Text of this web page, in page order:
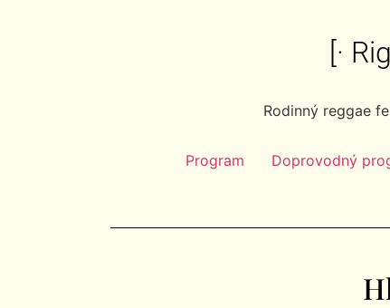
[·
Rodinný reggae
Program Doprovodný